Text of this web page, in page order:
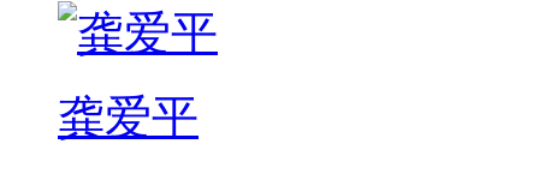
龚爱平
主任医师